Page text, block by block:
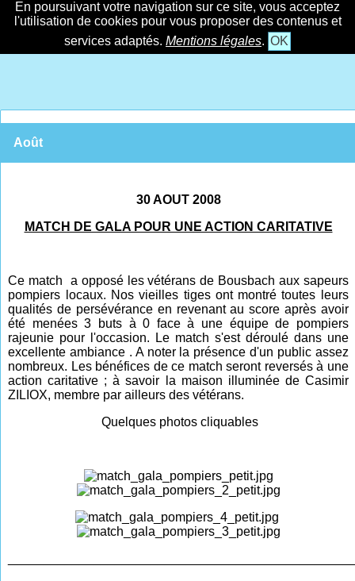
En poursuivant votre navigation sur ce site, vous acceptez
l'utilisation de cookies pour vous proposer des contenus et
services adaptés. Mentions légales. OK
Août
30 AOUT 2008
MATCH DE GALA POUR UNE ACTION CARITATIVE
Ce match a opposé les vétérans de Bousbach aux sapeurs
pompiers locaux. Nos vieilles tiges ont montré toutes leurs
qualités de persévérance en revenant au score après avoir
été menées 3 buts à 0 face à une équipe de pompiers
rajeunie pour l'occasion. Le match s'est déroulé dans une
excellente ambiance . A noter la présence d'un public assez
nombreux. Les bénéfices de ce match seront reversés à une
action caritative ; à savoir la maison illuminée de Casimir
ZILIOX, membre par ailleurs des vétérans.
Quelques photos cliquables